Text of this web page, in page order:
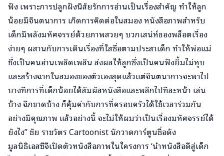
ฟัง เพราะการปลูกฝังนิสัยรักการอ่านเป็นเรื่องสำคัญ ทำให้ลูก
น้อยมีจินตนาการ เกิดการคิดต่อในสมอง หนังสือภาพสำหรับ
เด็กมีพลังมหัศจรรย์ด้วยภาพสวยๆ บวกเสน่ห์ของพล็อตเรื่อง
ง่ายๆ ผสานกับการเดินเรื่องที่ใสซื่อตามประสาเด็ก ทำให้พ่อแม่
ซึ่งเป็นคนอ่านเพลิดเพลิน ส่งผลให้ลูกซึ่งเป็นคนฟังยิ้มไม่หุบ
และสร้างฉากในสมองของตัวเองสุดแล้วแต่จินตนาการจะพาไป
บางทีการที่เด็กน้อยได้สัมผัสหนังสือและพลิกไปทีละหน้า เล่น
บ้าง ฉีกขาดบ้าง ก็คุ้มค่ากับการที่ครอบครัวได้ใช้เวลาร่วมกัน
อย่างมีคุณภาพ แล้วอย่างนี้ จะไม่ให้ผมว่าเป็นเรื่องมหัศจรรย์ได้
ยังไง” ชัย ราชวัตร Cartoonist นักวาดการ์ตูนชื่อดัง
มูลนิธิเอสซีจีเปิดตัวหนังสือภาพในใครงการ ‘นำหนังสือดีสู่เด็ก